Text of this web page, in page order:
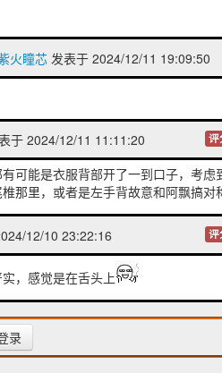
火瞳芯 发表于 2024/12/11 19:09:50
于 2024/12/11 11:11:20 评
可能是衣服背部开了一到口子，考虑
那里，或者是左手背故意和阿飘搞对
12/10 23:22:16 评
，感觉是在舌头上
录